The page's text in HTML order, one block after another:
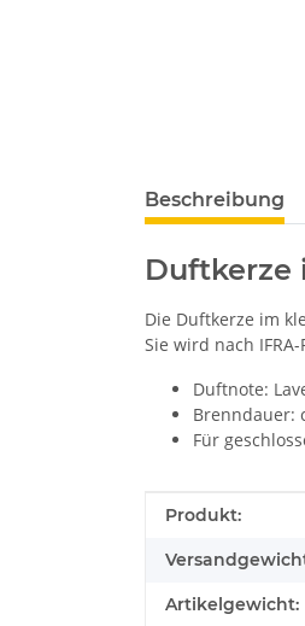
Beschreibung
Duftkerze
Die Duftkerze im
Sie wird nach
Duftnote:
Brenndauer:
Für
Wert
Produkt:
Artikelgewicht: